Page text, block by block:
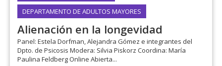
DEPARTAMENTO DE ADULTOS MAYORES
Alienación en la longevidad
Panel: Estela Dorfman, Alejandra Gómez e integrantes del
Dpto. de Psicosis Modera: Silvia Piskorz Coordina: María
Paulina Feldberg Online Abierta...